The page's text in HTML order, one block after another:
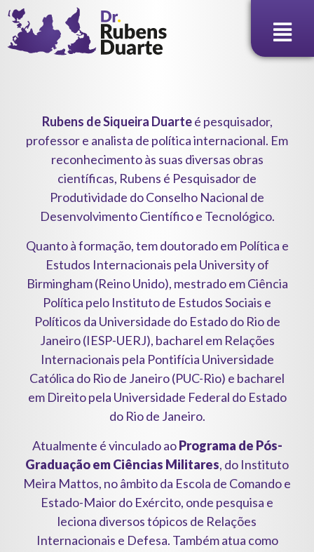
para
conteúdo
Rubens de Siqueira Duarteé pesquisador,
professor e analista de política internacional. Em
reconhecimento às suas diversas obras
científicas, Rubens é Pesquisador de
Produtividade do Conselho Nacional de
Desenvolvimento Científico e Tecnológico.
Quanto à formação, tem doutorado em Política e
Estudos Internacionais pela University of
Birmingham (Reino Unido), mestrado em Ciência
Política pelo Instituto de Estudos Sociais e
Políticos da Universidade do Estado do Rio de
Janeiro (IESP-UERJ), bacharel em Relações
Internacionais pela Pontifícia Universidade
Católica do Rio de Janeiro (PUC-Rio) e bacharel
em Direito pela Universidade Federal do Estado
do Rio de Janeiro.
Atualmente é vinculado aoPrograma de Pós-
Graduação em Ciências Militares, do Instituto
Meira Mattos, no âmbito da Escola de Comando e
Estado-Maior do Exército, onde pesquisa e
leciona diversos tópicos de Relações
Internacionais e Defesa. Também atua como